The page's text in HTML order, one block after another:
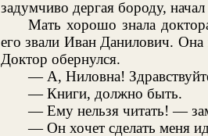
задумчиво дергая бороду,
Мать хорошо знала
его звали Иван Данилович.
Доктор обернулся.
— А, Ниловна!
— Книги, должно быть.
— Ему нельзя читать! —
— Он хочет сделать меня